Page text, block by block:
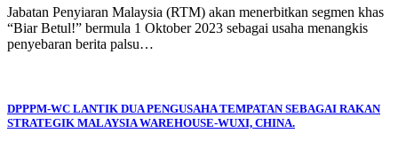
Jabatan Penyiaran Malaysia (RTM) akan menerbitkan segmen khas
“Biar Betul!” bermula 1 Oktober 2023 sebagai usaha menangkis
penyebaran berita palsu…
DPPPM-WC LANTIK DUA PENGUSAHA TEMPATAN SEBAGAI RAKAN
STRATEGIK MALAYSIA WAREHOUSE-WUXI, CHINA.